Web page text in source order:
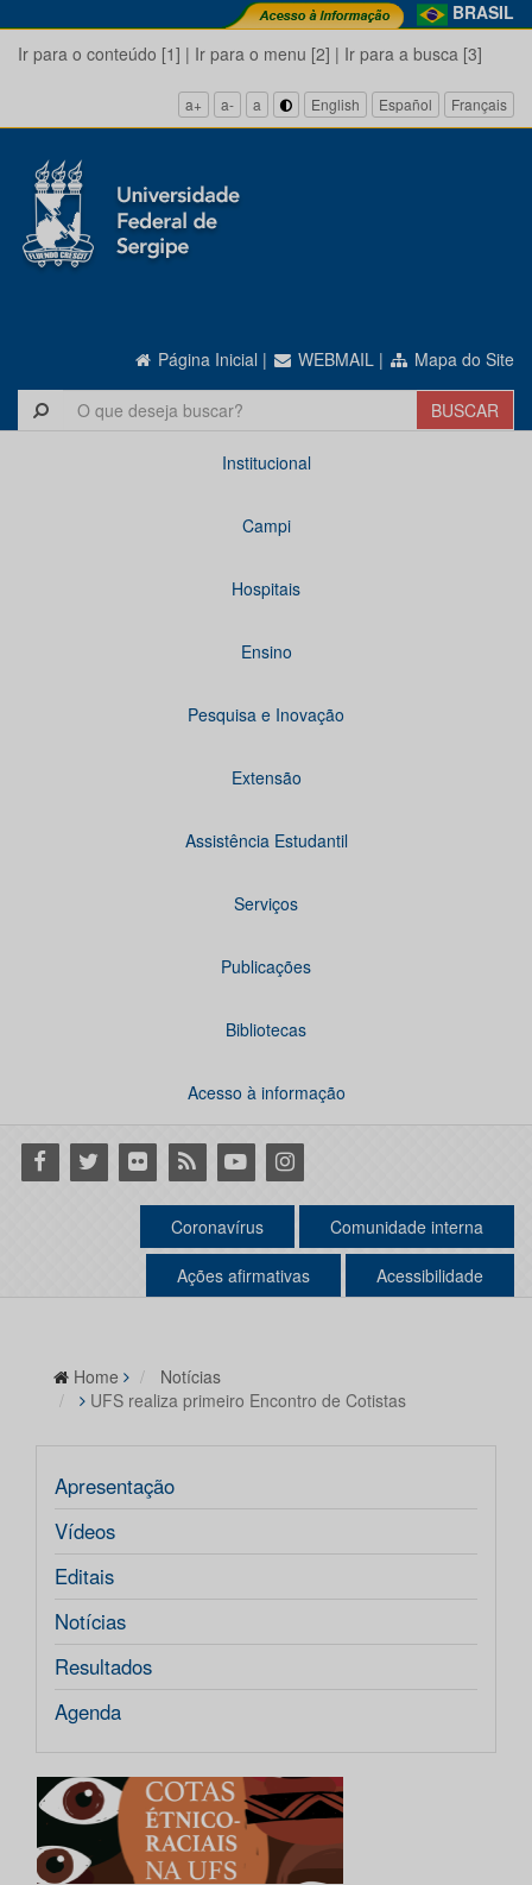
BRASIL
Ir para o conteúdo [1] | Ir para o menu [2] | Ir para a busca [3]
a+ a- a English Español Français
Página Inicial | WEBMAIL | Mapa do Site
Institucional
Campi
Hospitais
Ensino
Pesquisa e Inovação
Extensão
Assistência Estudantil
Serviços
Publicações
Bibliotecas
Acesso à informação
Facebook
Twitter Flickr RSS YoutubeInstagram
Coronavírus Comunidade interna
Ações afirmativas Acessibilidade
Home
Notícias
UFS realiza primeiro Encontro de Cotistas
Apresentação
Vídeos
Editais
Notícias
Resultados
Agenda